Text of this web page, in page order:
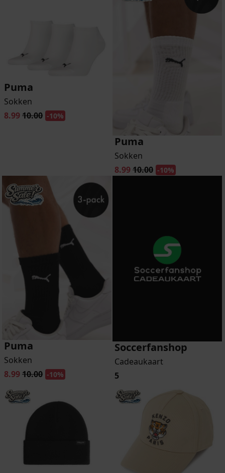
Puma
Sokken
8.9910.00 -10%
Puma
Sokken
8.9910.00 -10%
Puma
Sokken
8.9910.00 -10%
Soccerfanshop
Cadeaukaart
5